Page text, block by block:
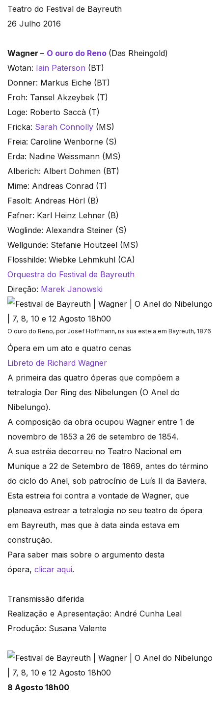
Teatro do Festival de Bayreuth
26 Julho 2016
Wagner – O ouro do Reno (Das Rheingold)
Wotan: Iain Paterson (BT)
Donner: Markus Eiche (BT)
Froh: Tansel Akzeybek (T)
Loge: Roberto Saccà (T)
Fricka: Sarah Connolly (MS)
Freia: Caroline Wenborne (S)
Erda: Nadine Weissmann (MS)
Alberich: Albert Dohmen (BT)
Mime: Andreas Conrad (T)
Fasolt: Andreas Hörl (B)
Fafner: Karl Heinz Lehner (B)
Woglinde: Alexandra Steiner (S)
Wellgunde: Stefanie Houtzeel (MS)
Flosshilde: Wiebke Lehmkuhl (CA)
Orquestra do Festival de Bayreuth
Direção: Marek Janowski
O ouro do Reno, por Josef Hoffmann, na sua esteia em Bayreuth, 1876
Ópera em um ato e quatro cenas
Libreto de Richard Wagner
A primeira das quatro óperas que compõem a
tetralogia Der Ring des Nibelungen (O Anel do
Nibelungo).
A composição da obra ocupou Wagner entre 1 de
novembro de 1853 a 26 de setembro de 1854.
A sua estréia decorreu no Teatro Nacional em
Munique a 22 de Setembro de 1869, antes do término
do ciclo do Anel, sob patrocínio de Luís II da Baviera.
Esta estreia foi contra a vontade de Wagner, que
planeava estrear a tetralogia no seu teatro de ópera
em Bayreuth, mas que à data ainda estava em
construção.
Para saber mais sobre o argumento desta
ópera, clicar aqui.
Transmissão diferida
Realização e Apresentação: André Cunha Leal
Produção: Susana Valente
8 Agosto 18h00